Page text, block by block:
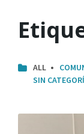
ALL
SIN